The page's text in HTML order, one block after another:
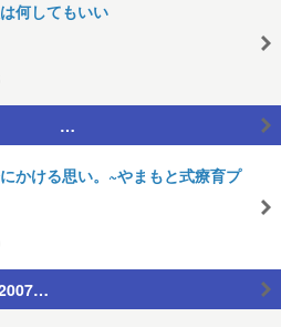
何してもいい
ート …
かける思い。~やまもと式療育プ